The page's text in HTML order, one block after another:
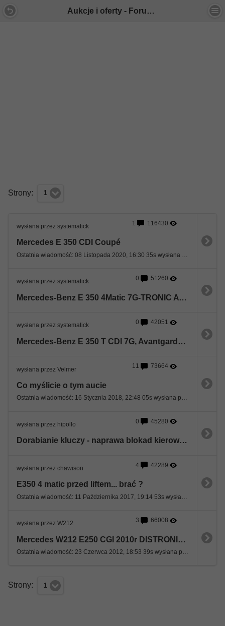
Aukcje i oferty - Forum Mercedes E-Klasa
Strony: 1
wysłana przez systematick 1 116430
Mercedes E 350 CDI Coupé
wysłana przez systematick 0 51260
Mercedes-Benz E 350 4Matic 7G-TRONIC Avantgarde
wysłana przez systematick 0 42051
Mercedes-Benz E 350 T CDI 7G, Avantgarde, AHK, 1.Hd. DB-Scheck
wysłana przez Velmer 11 73664
Co myślicie o tym aucie
Ostatnia wiadomość: 16 Stycznia 2018, 22:48 05s wysłana przez Damian
wysłana przez hipollo 0 45280
Dorabianie kluczy - naprawa blokad kierownicy
wysłana przez chawison 4 42289
E350 4 matic przed liftem... brać ?
wysłana przez W212 3 66008
Mercedes W212 E250 CGI 2010r DISTRONIC 1800 kompresor
Ostatnia wiadomość: 23 Czerwca 2012, 18:53 39s wysłana przez dante
Strony: 1